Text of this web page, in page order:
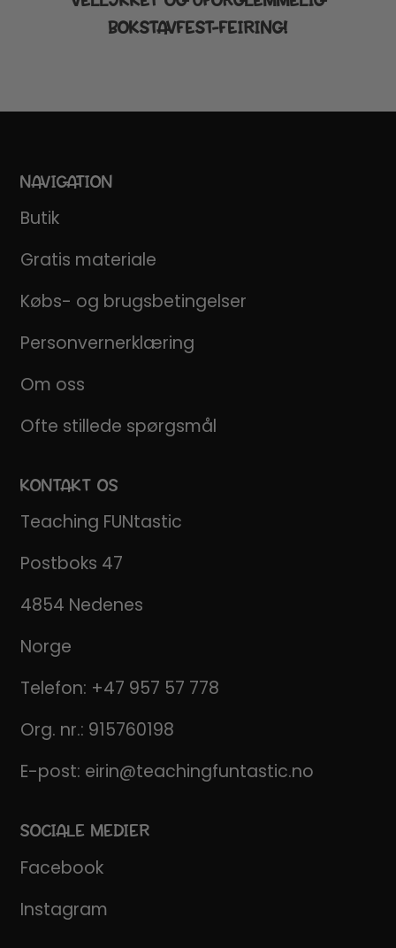
BOKSTAVFEST-FEIRING!
NAVIGATION
Butik
Gratis materiale
Købs- og brugsbetingelser
Personvernerklæring
Om oss
Ofte stillede spørgsmål
KONTAKT OS
Teaching FUNtastic
Postboks 47
4854 Nedenes
Norge
Telefon: +47 957 57 778
Org. nr.: 915760198
E-post: eirin@teachingfuntastic.no
SOCIALE MEDIER
Facebook
Instagram